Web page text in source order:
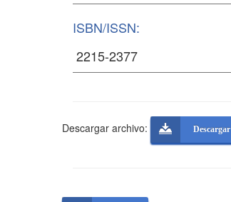
ISBN/ISSN:
Descargar archivo: Descargar